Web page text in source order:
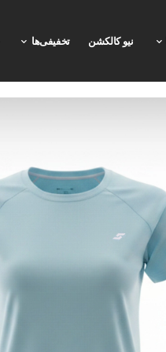
نیو کالکشن تخفیفی‌ها